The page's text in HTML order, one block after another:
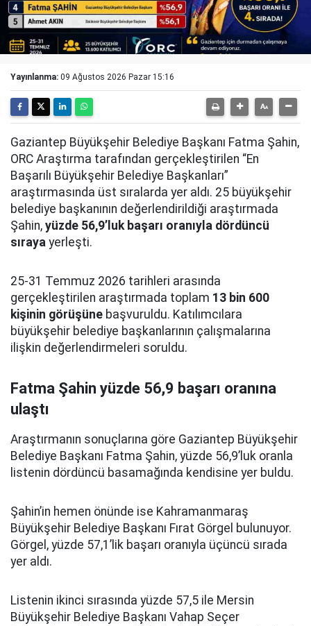
Yayınlanma: 09 Ağustos 2026 Pazar 15:16
Gaziantep Büyükşehir Belediye Başkanı Fatma Şahin,
ORC Araştırma tarafından gerçekleştirilen “En
Başarılı Büyükşehir Belediye Başkanları”
araştırmasında üst sıralarda yer aldı. 25 büyükşehir
belediye başkanının değerlendirildiği araştırmada
Şahin, yüzde 56,9’luk başarı oranıyla dördüncü
sıraya yerleşti.
25-31 Temmuz 2026 tarihleri arasında
gerçekleştirilen araştırmada toplam 13 bin 600
kişinin görüşüne başvuruldu. Katılımcılara
büyükşehir belediye başkanlarının çalışmalarına
ilişkin değerlendirmeleri soruldu.
Fatma Şahin yüzde 56,9 başarı oranına
ulaştı
Araştırmanın sonuçlarına göre Gaziantep Büyükşehir
Belediye Başkanı Fatma Şahin, yüzde 56,9’luk oranla
listenin dördüncü basamağında kendisine yer buldu.
Şahin’in hemen önünde ise Kahramanmaraş
Büyükşehir Belediye Başkanı Fırat Görgel bulunuyor.
Görgel, yüzde 57,1’lik başarı oranıyla üçüncü sırada
yer aldı.
Listenin ikinci sırasında yüzde 57,5 ile Mersin
Büyükşehir Belediye Başkanı Vahap Seçer